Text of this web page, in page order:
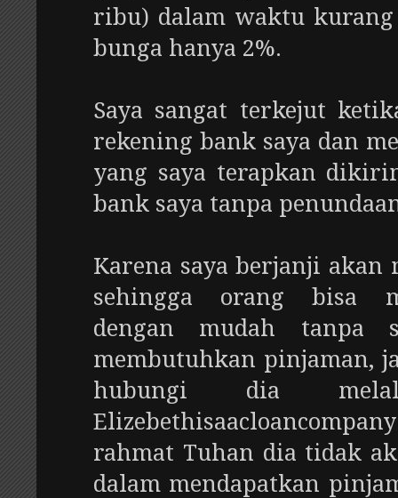
ribu) dalam waktu
bunga hanya 2%.
Saya sangat terkejut
rekening bank saya dan
yang saya terapkan
bank saya tanpa
Karena saya berjanji akan
sehingga orang bisa
dengan mudah tanpa
membutuhkan pinjaman,
hubungi dia
rahmat Tuhan dia tidak
dalam mendapatkan